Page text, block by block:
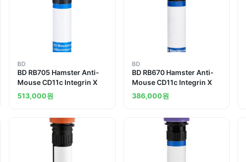
BD
BD RB705 Hamster Anti-
Mouse CD11c Integrin X
513,000원
BD
BD RB670 Hamster Anti-
Mouse CD11c Integrin X
386,000원